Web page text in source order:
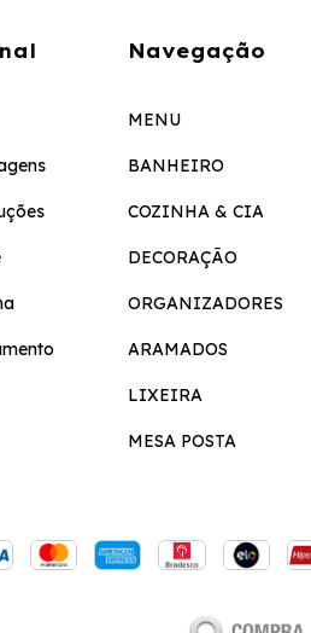
Navegação
MENU
BANHEIRO
COZINHA & CIA
DECORAÇÃO
ORGANIZADORES
ARAMADOS
LIXEIRA
MESA POSTA